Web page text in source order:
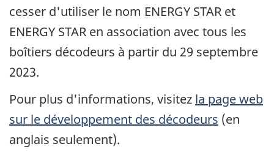
cesser d'utiliser le nom ENERGY STAR et
ENERGY STAR en association avec tous les
boîtiers décodeurs à partir du 29 septembre
2023.
Pour plus d'informations, visitez la page web
sur le développement des décodeurs (en
anglais seulement).